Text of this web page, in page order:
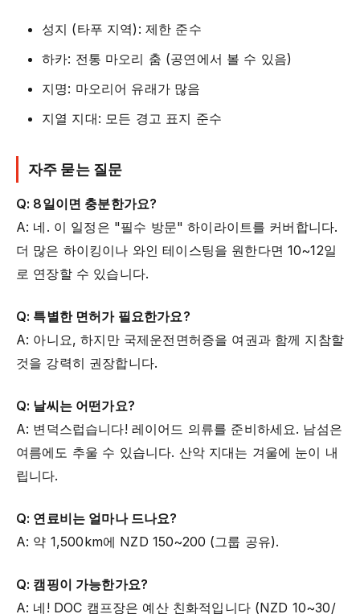
성지 (타푸 지역): 제한 준수
하카: 전통 마오리 춤 (공연에서 볼 수 있음)
지명: 마오리어 유래가 많음
지열 지대: 모든 경고 표지 준수
자주 묻는 질문
Q: 8일이면 충분한가요?
A: 네. 이 일정은 "필수 방문" 하이라이트를 커버합니다.
더 많은 하이킹이나 와인 테이스팅을 원한다면 10~12일
로 연장할 수 있습니다.
Q: 특별한 면허가 필요한가요?
A: 아니요, 하지만 국제운전면허증을 여권과 함께 지참할
것을 강력히 권장합니다.
Q: 날씨는 어떤가요?
A: 변덕스럽습니다! 레이어드 의류를 준비하세요. 남섬은
여름에도 추울 수 있습니다. 산악 지대는 겨울에 눈이 내
립니다.
Q: 연료비는 얼마나 드나요?
A: 약 1,500km에 NZD 150~200 (그룹 공유).
Q: 캠핑이 가능한가요?
A: 네! DOC 캠프장은 예산 친화적입니다 (NZD 10~30/